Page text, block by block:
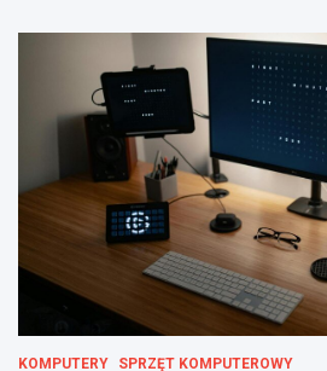
KOMPUTERY SPRZĘT KOMPUTEROWY